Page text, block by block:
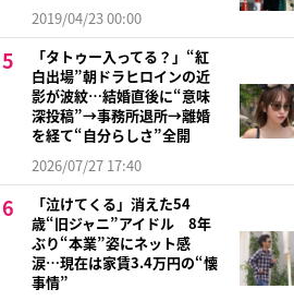
2019/04/23 00:00
「タトゥー入ってる？」“紅
白出場”朝ドラヒロインの近
影が波紋…結婚直後に“意味
深投稿”→事務所退所→離婚
を経て“自分らしさ”全開
2026/07/27 17:40
「泣けてくる」消えた54
歳“旧ジャニ”アイドル 8年
ぶり“本業”姿にネット感
涙…現在は家賃3.4万円の“懐
事情”